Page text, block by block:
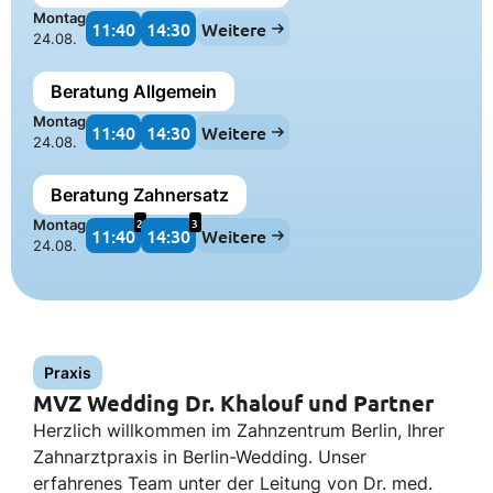
Montag
24.08.
11:40 14:30 Weitere
Beratung Allgemein
Montag
24.08.
11:40 14:30 Weitere
Beratung Zahnersatz
Montag
24.08.
11:40
2
14:30
3
Weitere
Praxis
MVZ Wedding Dr. Khalouf und Partner
Herzlich willkommen im Zahnzentrum Berlin, Ihrer
Zahnarztpraxis in Berlin-Wedding. Unser
erfahrenes Team unter der Leitung von Dr. med.